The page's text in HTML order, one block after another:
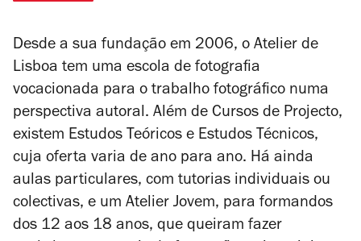
Desde a sua fundação em 2006, o Atelier de
Lisboa tem uma escola de fotografia
vocacionada para o trabalho fotográfico numa
perspectiva autoral. Além de Cursos de Projecto,
existem Estudos Teóricos e Estudos Técnicos,
cuja oferta varia de ano para ano. Há ainda
aulas particulares, com tutorias individuais ou
colectivas, e um Atelier Jovem, para formandos
dos 12 aos 18 anos, que queiram fazer